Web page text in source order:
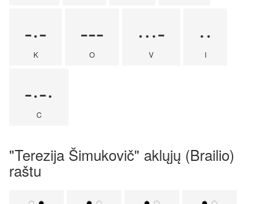
-·-
K
---
O
···-
V
··
I
-·-·
C
"Terezija Šimukovič" aklųjų (Brailio)
raštu